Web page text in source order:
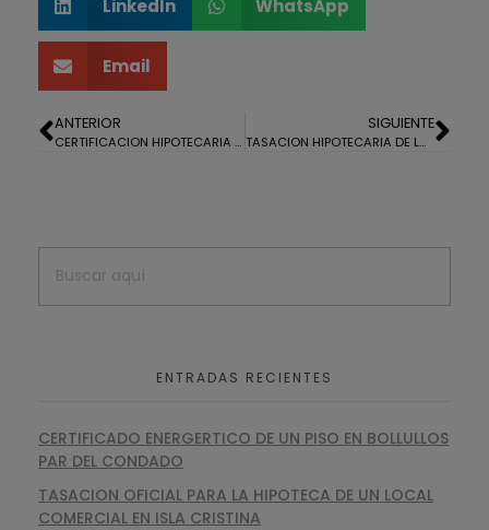
LinkedIn WhatsApp
Email
ANTERIOR
CERTIFICACION HIPOTECARIA DE OBRAS EN THARSIS
SIGUIENTE
TASACION HIPOTECARIA DE LOCAL COMERCIAL EN CARTAYA
ENTRADAS RECIENTES
CERTIFICADO ENERGERTICO DE UN PISO EN BOLLULLOS
PAR DEL CONDADO
TASACION OFICIAL PARA LA HIPOTECA DE UN LOCAL
COMERCIAL EN ISLA CRISTINA